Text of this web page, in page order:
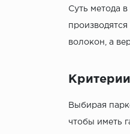
Суть метода
волокон, а
Выбирая
чтобы иметь